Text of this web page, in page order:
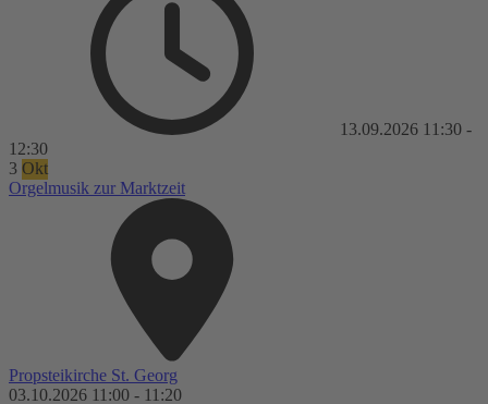
13.09.2026 11:30 -
12:30
3 Okt
Orgelmusik zur Marktzeit
Propsteikirche St. Georg
03.10.2026 11:00 - 11:20